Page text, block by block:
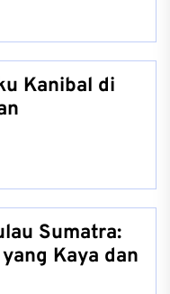
Kanibal di
Sumatra:
Kaya dan